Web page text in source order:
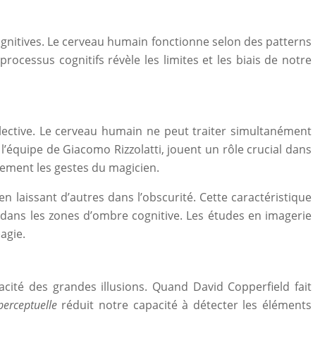
Le cerveau humain fonctionne selon des patterns
cognitifs révèle les limites et les biais de notre
Le cerveau humain ne peut traiter simultanément
de Giacomo Rizzolatti, jouent un rôle crucial dans
les gestes du magicien.
d’autres dans l’obscurité. Cette caractéristique
les zones d’ombre cognitive. Les études en imagerie
des grandes illusions. Quand David Copperfield fait
réduit notre capacité à détecter les éléments